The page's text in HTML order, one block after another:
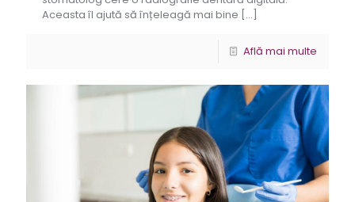
Aceasta îl ajută să înțeleagă mai bine […]
Află mai multe